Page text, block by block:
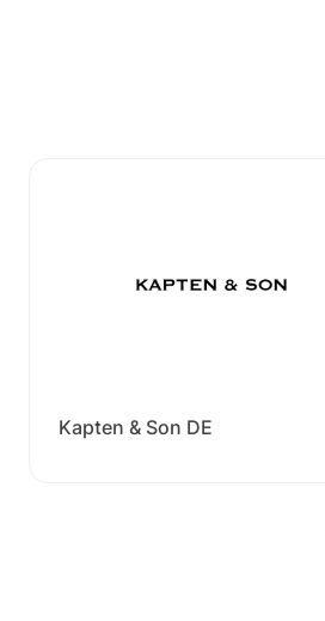
Kapten & Son DE